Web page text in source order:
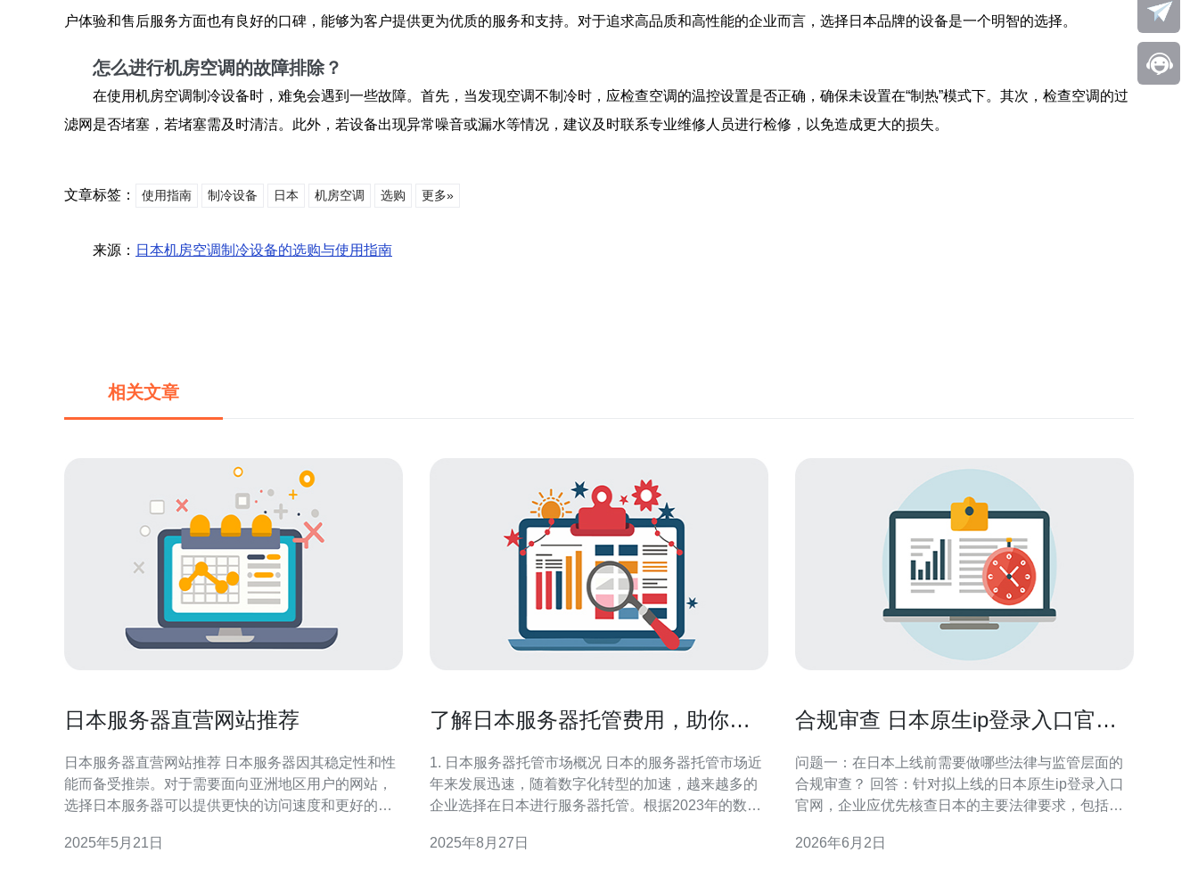
户体验和售后服务方面也有良好的口碑，能够为客户提供更为优质的服务和支持。对于追求高品质和高性能的企业而言，选择日本品牌的设备是一个明智的选择。
怎么进行机房空调的故障排除？
在使用机房空调制冷设备时，难免会遇到一些故障。首先，当发现空调不制冷时，应检查空调的温控设置是否正确，确保未设置在“制热”模式下。其次，检查空调的过
滤网是否堵塞，若堵塞需及时清洁。此外，若设备出现异常噪音或漏水等情况，建议及时联系专业维修人员进行检修，以免造成更大的损失。
文章标签： 使用指南 制冷设备 日本 机房空调 选购 更多»
来源： 日本机房空调制冷设备的选购与使用指南
相关文章
日本服务器直营网站推荐
日本服务器直营网站推荐 日本服务器因其稳定性和性
能而备受推崇。对于需要面向亚洲地区用户的网站，
选择日本服务器可以提供更快的访问速度和更好的用
定，为网站运营提供了更可靠的
2025年5月21日
了解日本服务器托管费用，助你降
1. 日本服务器托管市场概况 日本的服务器托管市场近
年来发展迅速，随着数字化转型的加速，越来越多的
企业选择在日本进行服务器托管。根据2023年的数据
长率为18.5%。这说明了企业对高性能、低延迟服务
2025年8月27日
合规审查 日本原生ip登录入口官网
问题一：在日本上线前需要做哪些法律与监管层面的
合规审查？ 回答：针对拟上线的日本原生ip登录入口
官网，企业应优先核查日本的主要法律要求，包括
电子商务相关的《特定商取引法》等。需要确认个人
2026年6月2日